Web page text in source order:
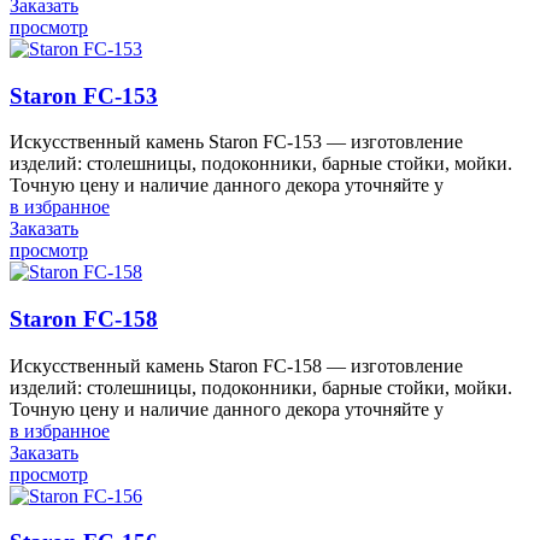
Заказать
просмотр
Staron FC-153
Искусственный камень Staron FC-153 — изготовление
изделий: столешницы, подоконники, барные стойки, мойки.
Точную цену и наличие данного декора уточняйте у
в избранное
Заказать
просмотр
Staron FC-158
Искусственный камень Staron FC-158 — изготовление
изделий: столешницы, подоконники, барные стойки, мойки.
Точную цену и наличие данного декора уточняйте у
в избранное
Заказать
просмотр